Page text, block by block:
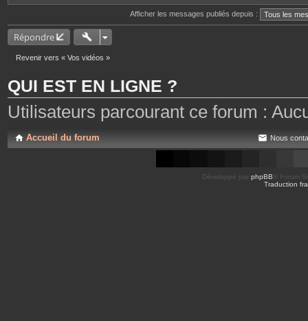
Afficher les messages publiés depuis :
Répondre
Revenir vers « Vos vidéos »
QUI EST EN LIGNE ?
Utilisateurs parcourant ce forum :
Accueil du forum Nous
Développé par phpBB ® Forum
Traduction